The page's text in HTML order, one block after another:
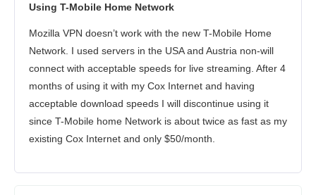
Using T-Mobile Home Network
Mozilla VPN doesn’t work with the new T-Mobile Home
Network. I used servers in the USA and Austria non-will
connect with acceptable speeds for live streaming. After 4
months of using it with my Cox Internet and having
acceptable download speeds I will discontinue using it
since T-Mobile home Network is about twice as fast as my
existing Cox Internet and only $50/month.